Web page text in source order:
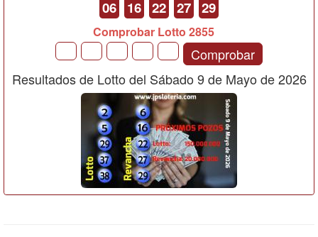
06 16 22 27 29
Comprobar Lotto 2855
Comprobar
Resultados de Lotto del Sábado 9 de Mayo de 2026